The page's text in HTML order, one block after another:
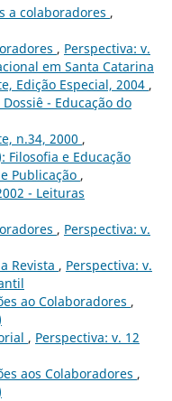
a colaboradores ,
, Perspectiva: v.
em Santa Catarina
Edição Especial, 2004 ,
- Educação do
n.34, 2000 ,
Filosofia e Educação
Publicação ,
- Leituras
, Perspectiva: v.
Revista , Perspectiva: v.
ao Colaboradores ,
, Perspectiva: v. 12
aos Colaboradores ,